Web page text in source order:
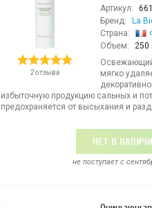
2 отзыва
Артикул:
661
Бренд:
La
Страна:
Объем:
250
мягко
избыточную продукцию сальных и
предохраняется от высыхания и
НЕТ В
не поступает c